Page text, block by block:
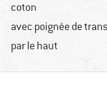
coton
avec poignée de
par le haut